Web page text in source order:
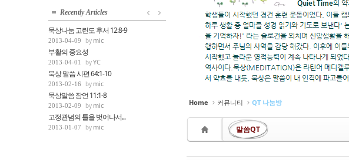
Home 커뮤니티 QT 나눔방
말씀QT
Recently Articles
묵상나눔 고린도 후서 12:8-9
2013-04-09 mic
부활의 중요성
2013-04-01 YC
묵상 말씀 시편 64:1-10
2013-02-16 mic
묵상말씀 잠언 11:1-8
2013-02-09 mic
고정관념의 틀을 벗어나서...
2013-01-07 mic